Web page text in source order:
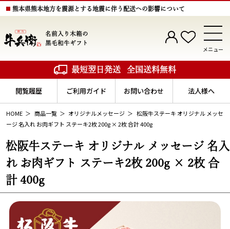
熊本県熊本地方を震源とする地震に伴う配送への影響について
名前入り木箱の
黒毛和牛ギフト
メニュー
最短翌日発送 全国送料無料
閲覧履歴 ご利用ガイド お問い合わせ 法人様へ
HOME 商品一覧 オリジナルメッセージ
松阪牛ステーキ オリジナル メッセ
ージ 名入れ お肉ギフト ステーキ2枚 200g × 2枚 合計 400g
松阪牛ステーキ オリジナル メッセージ 名入
れ お肉ギフト ステーキ2枚 200g × 2枚 合
計 400g